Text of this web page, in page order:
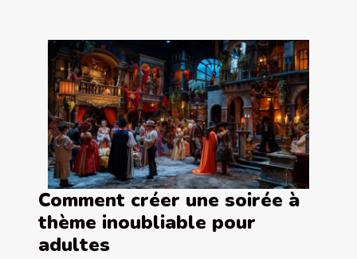
Comment créer une soirée à
thème inoubliable pour
adultes